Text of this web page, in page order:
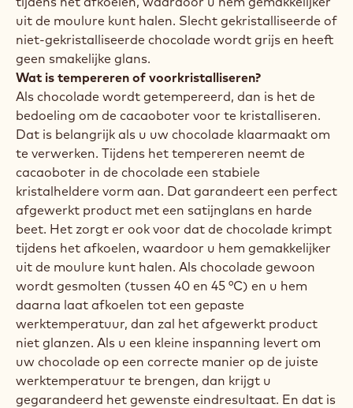
uit de moulure kunt halen. Slecht gekristalliseerde of
niet-gekristalliseerde chocolade wordt grijs en heeft
geen smakelijke glans.
Wat is tempereren of voorkristalliseren?
Als chocolade wordt getempereerd, dan is het de
bedoeling om de cacaoboter voor te kristalliseren.
Dat is belangrijk als u uw chocolade klaarmaakt om
te verwerken. Tijdens het tempereren neemt de
cacaoboter in de chocolade een stabiele
kristalheldere vorm aan. Dat garandeert een perfect
afgewerkt product met een satijnglans en harde
beet. Het zorgt er ook voor dat de chocolade krimpt
tijdens het afkoelen, waardoor u hem gemakkelijker
uit de moulure kunt halen. Als chocolade gewoon
wordt gesmolten (tussen 40 en 45 °C) en u hem
daarna laat afkoelen tot een gepaste
werktemperatuur, dan zal het afgewerkt product
niet glanzen. Als u een kleine inspanning levert om
uw chocolade op een correcte manier op de juiste
werktemperatuur te brengen, dan krijgt u
gegarandeerd het gewenste eindresultaat. En dat is